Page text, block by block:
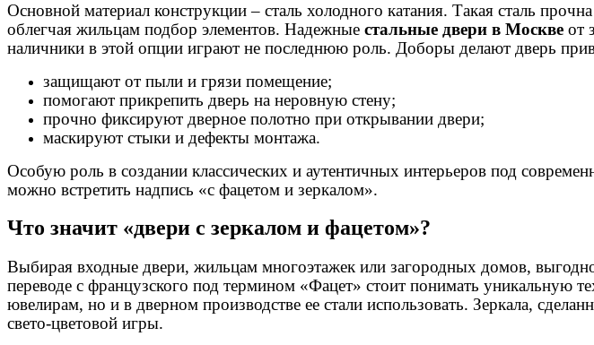
Основной материал конструкции – сталь холодного катания. Такая сталь
облегчая жильцам подбор элементов. Надежные стальные двери в Москве от
наличники в этой опции играют не последнюю роль. Доборы делают дверь
защищают от пыли и грязи помещение;
помогают прикрепить дверь на неровную стену;
прочно фиксируют дверное полотно при открывании двери;
маскируют стыки и дефекты монтажа.
Особую роль в создании классических и аутентичных интерьеров под
можно встретить надпись «с фацетом и зеркалом».
Что значит «двери с зеркалом и фацетом»?
Выбирая входные двери, жильцам многоэтажек или загородных домов,
переводе с французского под термином «Фацет» стоит понимать уникальную
ювелирам, но и в дверном производстве ее стали использовать. Зеркала,
свето-цветовой игры.